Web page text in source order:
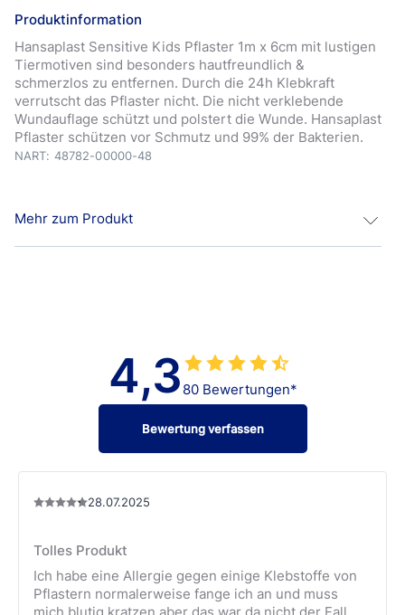
Produktinformation
Hansaplast Sensitive Kids Pflaster 1m x 6cm mit lustigen
Tiermotiven sind besonders hautfreundlich &
schmerzlos zu entfernen. Durch die 24h Klebkraft
verrutscht das Pflaster nicht. Die nicht verklebende
Wundauflage schützt und polstert die Wunde. Hansaplast
Pflaster schützen vor Schmutz und 99% der Bakterien.
NART: 48782-00000-48
Mehr zum Produkt
Das antihaftbeschichtete Wundkissen schützt und
polstert die Wunde. Die sichere und hautfreundliche
Haftung sorgt dafür, dass das Pflaster an Ort und Stelle
bleibt, aber dennoch schmerzfrei entfernt werden kann.
Die Kinderpflaster für empfindliche Haut sind erhältlich
als Meterware, die auf die ideale Größe
Hansaplast Kinderpflaster Sensitive sind für leicht
gereizte Haut geeignet.
Weiches und atmungsaktives Material.
4,3 80 Bewertungen*
Bewertung verfassen
28.07.2025
Tolles Produkt
Ich habe eine Allergie gegen einige Klebstoffe von
Pflastern normalerweise fange ich an und muss